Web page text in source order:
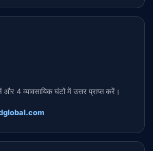
4 व्यावसायिक घंटों में उत्तर प्राप्त करें।